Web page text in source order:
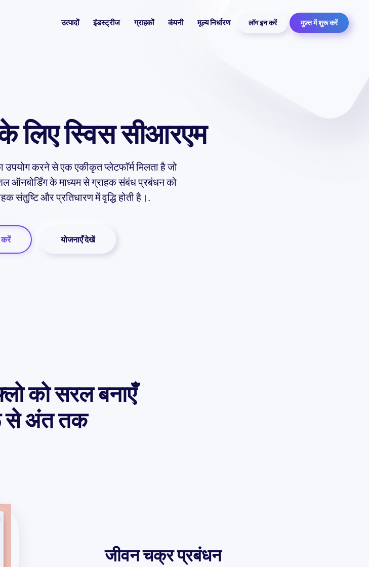
उत्पादों इंडस्ट्रीज ग्राहकों कंपनी मूल्य निर्धारण लॉग इन करें मुफ़्त में शुरू करें
लिए स्विस सीआरएम
उपयोग करने से एक एकीकृत प्लेटफॉर्म मिलता है जो
ऑनबोर्डिंग के माध्यम से ग्राहक संबंध प्रबंधन को
संतुष्टि और प्रतिधारण में वृद्धि होती है।.
करें योजनाएँ देखें
को सरल बनाएँ
अंत तक
जीवन चक्र प्रबंधन